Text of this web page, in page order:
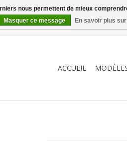
ACCUEIL
nous permettent de mieux
Masquer ce message
En savoir plus